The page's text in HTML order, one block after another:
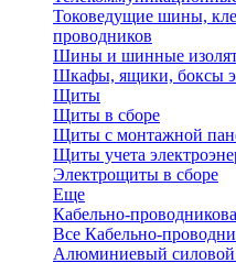
Токоведущие шины,
проводников
Шины и шинные
Шкафы, ящики, боксы
Щиты
Щиты в сборе
Щиты с монтажной
Щиты учета
Электрощиты в сборе
Еще
Кабельно-
Все Кабельно-
Алюминиевый силовой